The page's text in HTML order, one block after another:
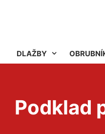
DLAŽBY
Podklad